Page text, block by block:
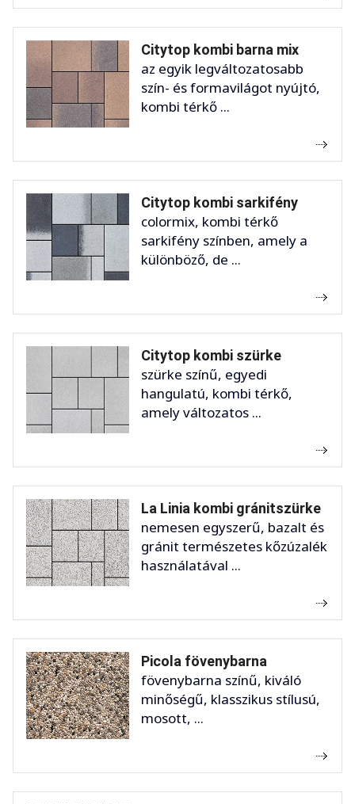
Citytop kombi barna mix
az egyik legváltozatosabb
szín- és formavilágot nyújtó,
kombi térkő ...
Citytop kombi sarkifény
colormix, kombi térkő
sarkifény színben, amely a
különböző, de ...
Citytop kombi szürke
szürke színű, egyedi
hangulatú, kombi térkő,
amely változatos ...
La Linia kombi gránitszürke
nemesen egyszerű, bazalt és
gránit természetes kőzúzalék
használatával ...
Picola fövenybarna
fövenybarna színű, kiváló
minőségű, klasszikus stílusú,
mosott, ...